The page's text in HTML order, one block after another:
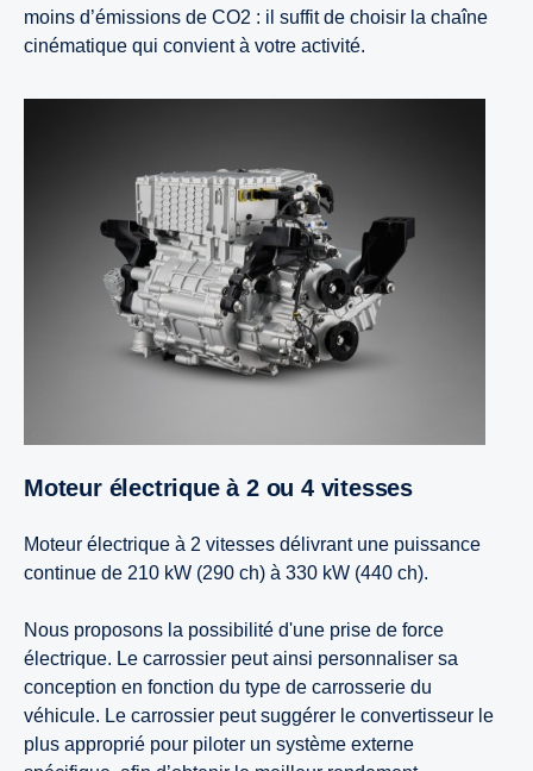
moins d’émissions de CO2 : il suffit de choisir la chaîne
cinématique qui convient à votre activité.
Moteur électrique à 2 ou 4 vitesses
Moteur électrique à 2 vitesses délivrant une puissance
continue de 210 kW (290 ch) à 330 kW (440 ch).
Nous proposons la possibilité d'une prise de force
électrique. Le carrossier peut ainsi personnaliser sa
conception en fonction du type de carrosserie du
véhicule. Le carrossier peut suggérer le convertisseur le
plus approprié pour piloter un système externe